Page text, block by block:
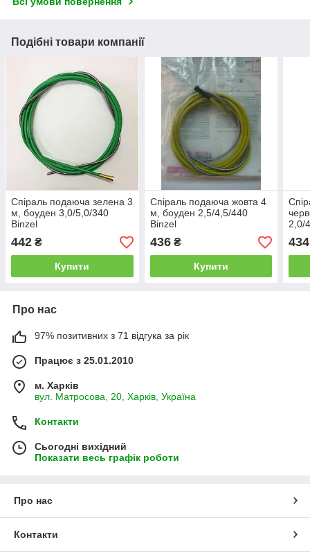
Подібні товари компанії
Спіраль подаюча зелена 3
м, боуден 3,0/5,0/340
Binzel
442 ₴
Купити
Спіраль подаюча жовта 4
м, боуден 2,5/4,5/440
Binzel
436₴
Купити
2,0/
434
Про нас
97% позитивних з 71 відгука за рік
Працює з 25.01.2010
м. Харків
вул. Матросова, 20, Харків, Україна
Контакти
Сьогодні вихідний
Показати весь графік роботи
Про нас
Контакти